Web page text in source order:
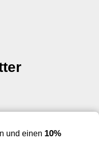
und einen 10%